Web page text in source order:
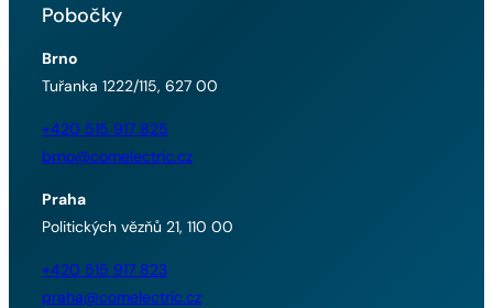
Pobočky
Brno
Tuřanka 1222/115, 627 00
+420 515 917 825
brno@comelectric.cz
Praha
Politických vězňů 21, 110 00
+420 515 917 823
praha@comelectric.cz